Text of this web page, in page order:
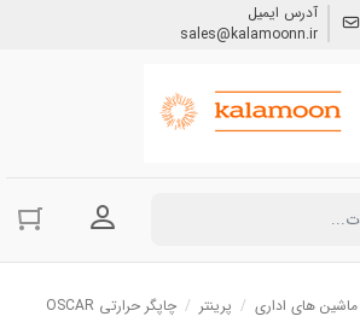
آدرس ایمیل
sales@kalamoonn.ir
ورود به
ماشین های اداری / پرینتر /
چاپگر حرارتي OSCAR